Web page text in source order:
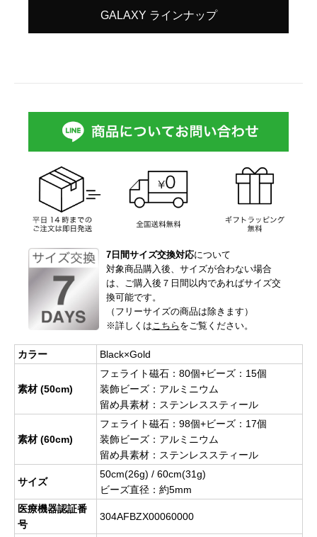
GALAXY ラインナップ
7日間サイズ交換対応について
対象商品購入後、サイズが合わない場合
は、ご購入後７日間以内であればサイズ交
換可能です。
（フリーサイズの商品は除きます）
※詳しくはこちら をご覧ください。
カラー Black×Gold
素材 (50cm)
フェライト磁石：80個+ビーズ：15個
装飾ビーズ：アルミニウム
留め具素材：ステンレススティール
素材 (60cm)
フェライト磁石：98個+ビーズ：17個
装飾ビーズ：アルミニウム
留め具素材：ステンレススティール
サイズ
50cm(26g) / 60cm(31g)
ビーズ直径：約5mm
医療機器認証番
号
304AFBZX00060000